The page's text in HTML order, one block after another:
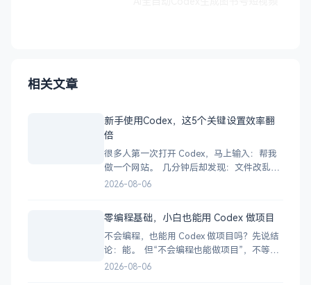
相关文章
新手使用Codex，这5个关键设置效率翻
倍
很多人第一次打开 Codex，马上输入：帮我
做一个网站。 几分钟后却发现：文件改乱
了、依赖装错了、运行不了，甚至不知道
里工作、可以做什么、不能做什么，以及怎
样才算完成。 所以，在正式干
2026-08-06
零编程基础，小白也能用 Codex 做项目
不会编程，也能用 Codex 做项目吗？先说结
论：能。 但“不会编程也能做项目”，不等
于：输入一句话，Codex 就会自动生成一个
2026-08-06